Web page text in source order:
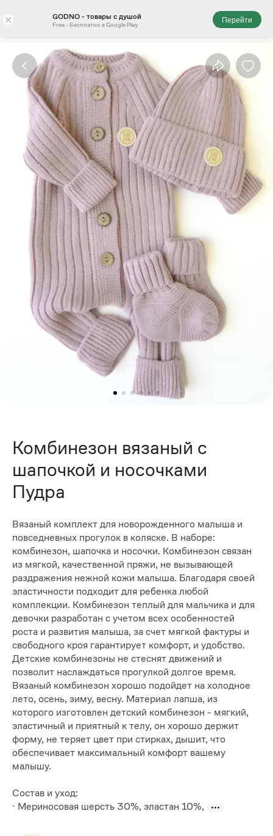
× GODNO - товары с душой
Free - Бесплатно в Google Play
Перейти
Комбинезон вязаный с
шапочкой и носочками
Пудра
Вязаный комплект для новорожденного малыша и
повседневных прогулок в коляске. В наборе:
комбинезон, шапочка и носочки. Комбинезон связан
из мягкой, качественной пряжи, не вызывающей
раздражения нежной кожи малыша. Благодаря своей
эластичности подходит для ребенка любой
комплекции. Комбинезон теплый для мальчика и для
девочки разработан с учетом всех особенностей
роста и развития малыша, за счет мягкой фактуры и
свободного кроя гарантирует комфорт, и удобство.
Детские комбинезоны не стеснят движений и
позволит наслаждаться прогулкой долгое время.
Вязаный комбинезон хорошо подойдет на холодное
лето, осень, зиму, весну. Материал лапша, из
которого изготовлен детский комбинезон - мягкий,
эластичный и приятный к телу, он хорошо держит
форму, не теряет цвет при стирках, дышит, что
обеспечивает максимальный комфорт вашему
малышу.
Состав и уход:
· Мериносовая шерсть 30%, эластан 10%,